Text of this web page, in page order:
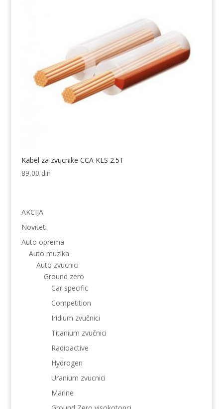
Kabel za zvucnike CCA KLS 2.5T
89,00 din
AKCIJA
Noviteti
Auto oprema
Auto muzika
Auto zvucnici
Ground zero
Car specific
Competition
Iridium zvučnici
Titanium zvučnici
Radioactive
Hydrogen
Uranium zvucnici
Marine